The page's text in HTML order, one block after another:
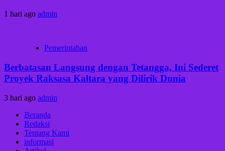
1 hari ago admin
Pemerintahan
Berbatasan Langsung dengan Tetangga, Ini Sederet
Proyek Raksasa Kaltara yang Dilirik Dunia
3 hari ago admin
Beranda
Redaksi
Tentang Kami
informasi